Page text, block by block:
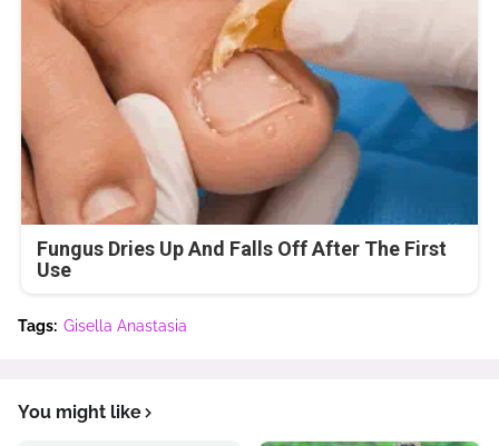
Fungus Dries Up And Falls Off After The First
Use
Tags: Gisella Anastasia
You might like